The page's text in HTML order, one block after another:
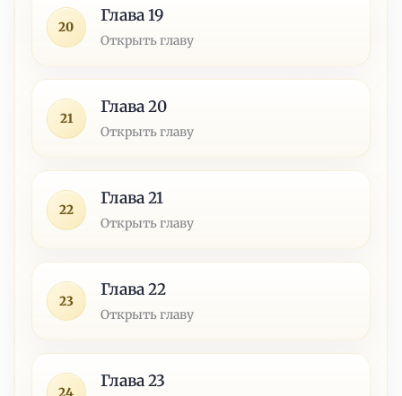
20
Глава 19
Открыть главу
21
Глава 20
Открыть главу
22
Глава 21
Открыть главу
23
Глава 22
Открыть главу
24
Глава 23